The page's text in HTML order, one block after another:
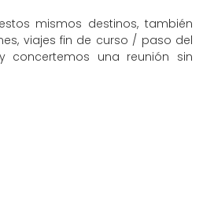
mismos destinos, también
viajes fin de curso / paso del
y concertemos una reunión sin